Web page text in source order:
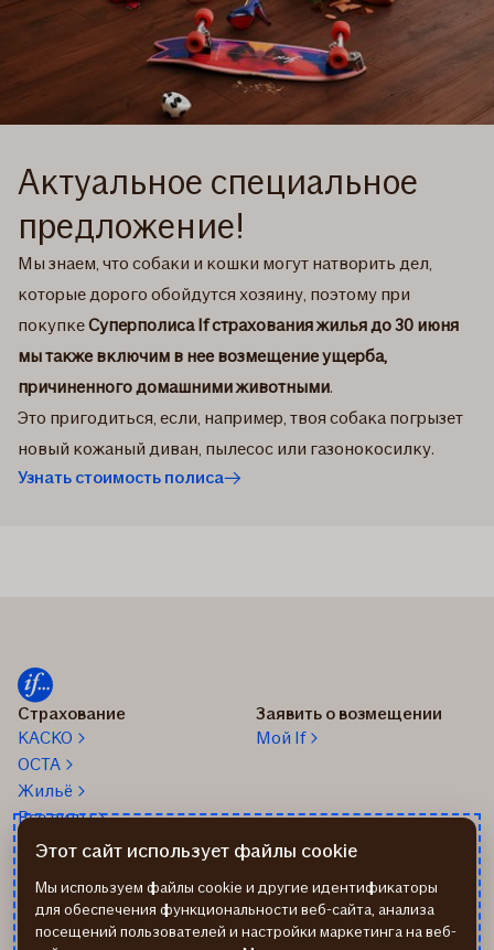
Актуальное специальное
предложение!
Мы знаем, что собаки и кошки могут натворить дел,
которые дорого обойдутся хозяину, поэтому при
покупкеСуперполиса If страхования жилья до 30 июня
мы также включим в нее возмещение ущерба,
причиненного домашними животными.
Это пригодиться, если, например, твоя собака погрызет
новый кожаный диван, пылесос или газонокосилку.
Узнать стоимость полиса
Страхование
КАСКО
OCTA
Жильё
Все виды
Заявить о возмещении
Мой If
О нас
Об If
Работа в If
Новости
24/7 Телефон помощи: 67
338 333
Помощь на дороге
+37167514342
Этот сайт использует файлы cookie
Мы используем файлы cookie и другие идентификаторы
для обеспечения функциональности веб-сайта, анализа
посещений пользователей и настройки маркетинга на веб-